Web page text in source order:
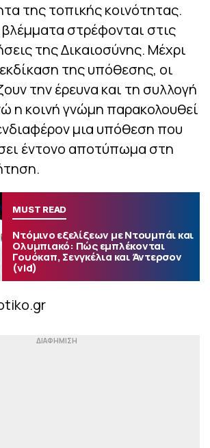
της τοπικής κοινότητας.
στρέφονται στις
της Δικαιοσύνης. Μέχρι
της υπόθεσης, οι
την έρευνα και τη συλλογή
η κοινή γνώμη παρακολουθεί
μια υπόθεση που
έντονο αποτύπωμα στη
MUST READ
Ντόμινο εξελίξεων με Ντουμπάι και
Ολυμπιακό: Πώς εμπλέκονται
Γουόκαπ, Σενγκέλια και Άντερσον
(vid)